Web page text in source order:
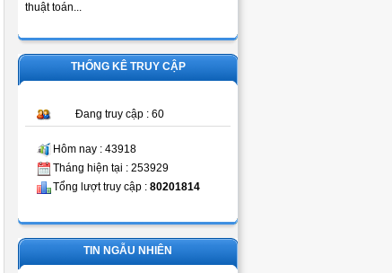
thuật toán...
THỐNG KÊ TRUY CẬP
Đang truy cập : 60
Hôm nay : 43918
Tháng hiện tại : 253929
Tổng lượt truy cập : 80201814
TIN NGẪU NHIÊN